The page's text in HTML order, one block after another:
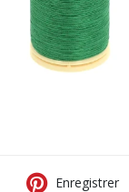
Enregistrer